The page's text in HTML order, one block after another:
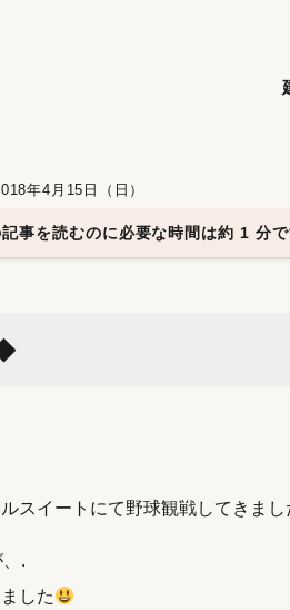
年4月15日（日）
事を読むのに必要な時間は約 1 分で
スイートにて野球観戦してきまし
、.
した